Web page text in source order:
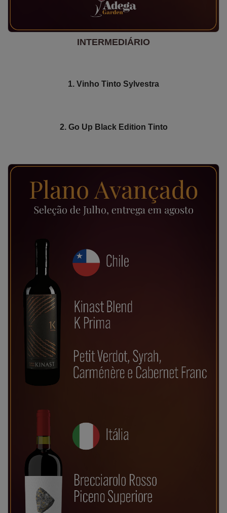
INTERMEDIÁRIO
1. Vinho Tinto Sylvestra
2. Go Up Black Edition Tinto